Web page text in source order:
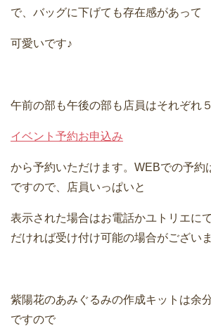
で、バッグに下げても存在感があって
可愛いです♪
午前の部も午後の部も店員はそれぞれ
イベント予約お申込み
から予約いただけます。WEBでの予約
ですので、店員いっぱいと
表示された場合はお電話かユトリエに
だければ受け付け可能の場合がございま
紫陽花のあみぐるみの作成キットは余
ですので